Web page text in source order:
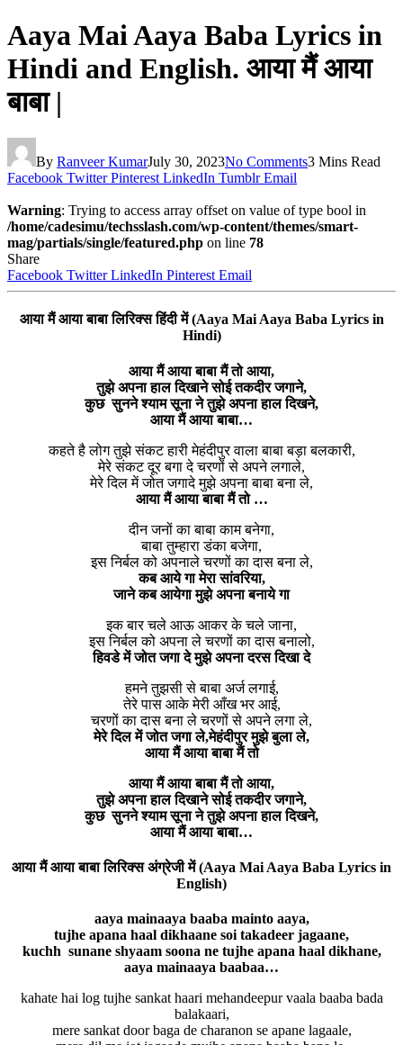
Aaya Mai Aaya Baba Lyrics in
Hindi and English. आया मैं आया
बाबा |
By Ranveer KumarJuly 30, 2023No Comments3 Mins Read
Facebook Twitter Pinterest LinkedIn Tumblr Email
Warning: Trying to access array offset on value of type bool in
/home/cadesimu/techsslash.com/wp-content/themes/smart-
mag/partials/single/featured.php on line 78
Share
Facebook Twitter LinkedIn Pinterest Email
आया मैं आया बाबा लिरिक्स हिंदी में (Aaya Mai Aaya Baba Lyrics in
Hindi)
आया मैं आया बाबा मैं तो आया,
तुझे अपना हाल दिखाने सोई तकदीर जगाने,
कुछ सुनने श्याम सूना ने तुझे अपना हाल दिखने,
आया मैं आया बाबा…
कहते है लोग तुझे संकट हारी मेहंदीपुर वाला बाबा बड़ा बलकारी,
मेरे संकट दूर बगा दे चरणों से अपने लगाले,
मेरे दिल में जोत जगादे मुझे अपना बाबा बना ले,
आया मैं आया बाबा मैं तो …
दीन जनों का बाबा काम बनेगा,
बाबा तुम्हारा डंका बजेगा,
इस निर्बल को अपनाले चरणों का दास बना ले,
कब आये गा मेरा सांवरिया,
जाने कब आयेगा मुझे अपना बनाये गा
इक बार चले आऊ आकर के चले जाना,
इस निर्बल को अपना ले चरणों का दास बनालो,
हिवडे में जोत जगा दे मुझे अपना दरस दिखा दे
हमने तुझसी से बाबा अर्ज लगाई,
तेरे पास आके मेरी आँख भर आई,
चरणों का दास बना ले चरणों से अपने लगा ले,
मेरे दिल में जोत जगा ले,मेहंदीपुर मुझे बुला ले,
आया मैं आया बाबा मैं तो
आया मैं आया बाबा मैं तो आया,
तुझे अपना हाल दिखाने सोई तकदीर जगाने,
कुछ सुनने श्याम सूना ने तुझे अपना हाल दिखने,
आया मैं आया बाबा…
आया मैं आया बाबा लिरिक्स अंग्रेजी में (Aaya Mai Aaya Baba Lyrics in
English)
aaya mainaaya baaba mainto aaya,
tujhe apana haal dikhaane soi takadeer jagaane,
kuchh sunane shyaam soona ne tujhe apana haal dikhane,
aaya mainaaya baabaa…
kahate hai log tujhe sankat haari mehandeepur vaala baaba bada
balakaari,
mere sankat door baga de charanon se apane lagaale,